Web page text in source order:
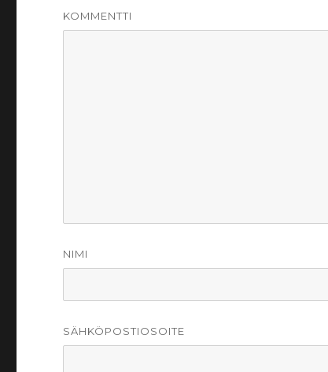
KOMMENTTI
NIMI
SÄHKÖPOSTIOSOITE